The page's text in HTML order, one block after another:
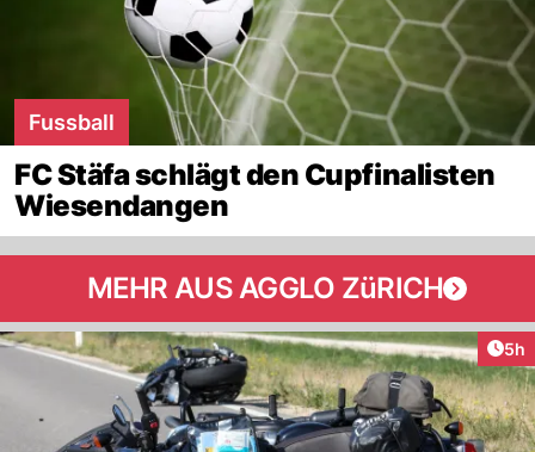
Fussball
FC Stäfa schlägt den Cupfinalisten
Wiesendangen
MEHR AUS AGGLO ZüRICH
5h